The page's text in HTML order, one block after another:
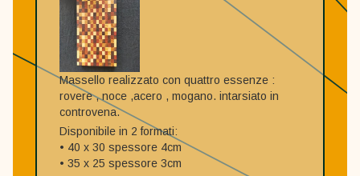
Massello realizzato con quattro essenze :
rovere , noce ,acero , mogano. intarsiato in
controvena.
Disponibile in 2 formati:
• 40 x 30 spessore 4cm
• 35 x 25 spessore 3cm